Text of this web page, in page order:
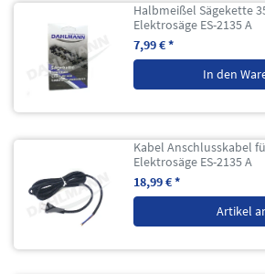
Halbmeißel Sägekette
Elektrosäge ES-2135 A
7,99 € *
In den
Kabel Anschlusskabel
Elektrosäge ES-2135 A
18,99 € *
Artikel